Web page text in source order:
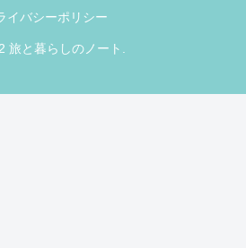
イバシーポリシー
旅と暮らしのノート.